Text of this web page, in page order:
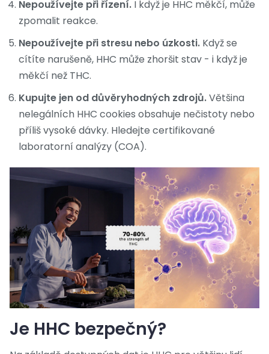
Nepoužívejte při řízení. I když je HHC měkčí, může
zpomalit reakce.
Nepoužívejte při stresu nebo úzkosti. Když se
cítíte narušeně, HHC může zhoršit stav - i když je
měkčí než THC.
Kupujte jen od důvěryhodných zdrojů.Většina
nelegálních HHC cookies obsahuje nečistoty nebo
příliš vysoké dávky. Hledejte certifikované
laboratorní analýzy (COA).
Je HHC bezpečný?